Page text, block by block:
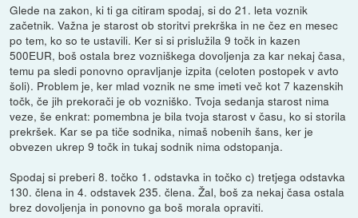
Glede na zakon, ki ti ga citiram spodaj, si do 21. leta voznik
začetnik. Važna je starost ob storitvi prekrška in ne čez en mesec
po tem, ko so te ustavili. Ker si si prislužila 9 točk in kazen
500EUR, boš ostala brez vozniškega dovoljenja za kar nekaj časa,
temu pa sledi ponovno opravljanje izpita (celoten postopek v avto
šoli). Problem je, ker mlad voznik ne sme imeti več kot 7 kazenskih
točk, če jih prekorači je ob vozniško. Tvoja sedanja starost nima
veze, še enkrat: pomembna je bila tvoja starost v času, ko si storila
prekršek. Kar se pa tiče sodnika, nimaš nobenih šans, ker je
obvezen ukrep 9 točk in tukaj sodnik nima odstopanja.
Spodaj si preberi 8. točko 1. odstavka in točko c) tretjega odstavka
130. člena in 4. odstavek 235. člena. Žal, boš za nekaj časa ostala
brez dovoljenja in ponovno ga boš morala opraviti.